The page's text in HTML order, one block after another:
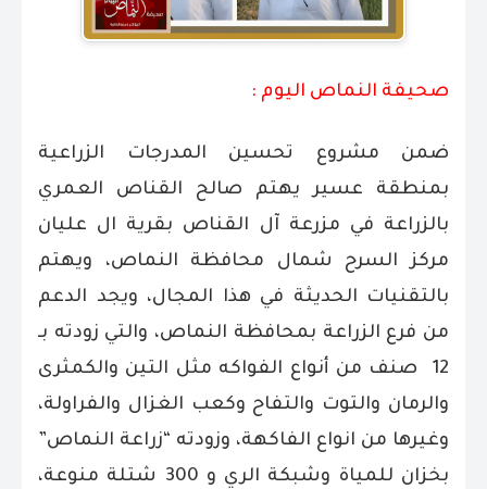
صحيفة النماص اليوم :
ضمن مشروع تحسين المدرجات الزراعية
بمنطقة عسير يهتم صالح القناص العمري
بالزراعة في مزرعة آل القناص بقرية ال عليان
مركز السرح شمال محافظة النماص، ويهتم
بالتقنيات الحديثة في هذا المجال، ويجد الدعم
من فرع الزراعة بمحافظة النماص، والتي زودته بـ
12 صنف من أنواع الفواكه مثل التين والكمثرى
والرمان والتوت والتفاح وكعب الغزال والفراولة،
وغيرها من انواع الفاكهة، وزودته “زراعة النماص”
بخزان للمياة وشبكة الري و 300 شتلة منوعة،